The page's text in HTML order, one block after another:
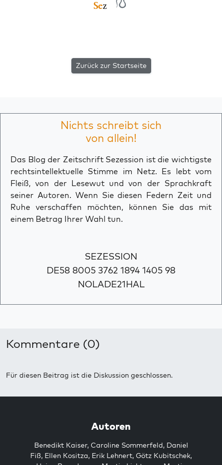
Zurück zur Startseite
Nichts schreibt sich
von allein!
Das Blog der Zeitschrift Sezession ist die wichtigste
rechtsintellektuelle Stimme im Netz. Es lebt vom
Fleiß, von der Lesewut und von der Sprachkraft
seiner Autoren. Wenn Sie diesen Federn Zeit und
Ruhe verschaffen möchten, können Sie das mit
einem Betrag Ihrer Wahl tun.
SEZESSION
DE58 8005 3762 1894 1405 98
NOLADE21HAL
Kommentare (0)
Für diesen Beitrag ist die Diskussion geschlossen.
Autoren
Benedikt Kaiser, Caroline Sommerfeld, Daniel
Fiß, Ellen Kositza, Erik Lehnert, Götz Kubitschek,